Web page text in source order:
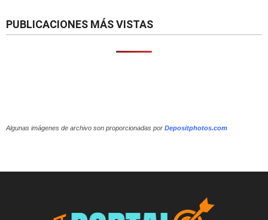
PUBLICACIONES MÁS VISTAS
Algunas imágenes de archivo son proporcionadas por Depositphotos.com